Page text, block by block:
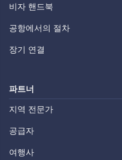
비자 핸드북
공항에서의 절차
장기 연결
파트너
지역 전문가
공급자
여행사